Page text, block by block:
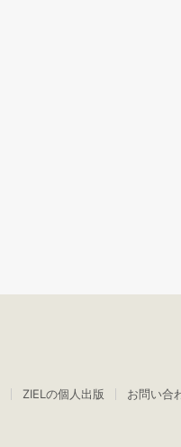
ZIELの個人出版 お問い合